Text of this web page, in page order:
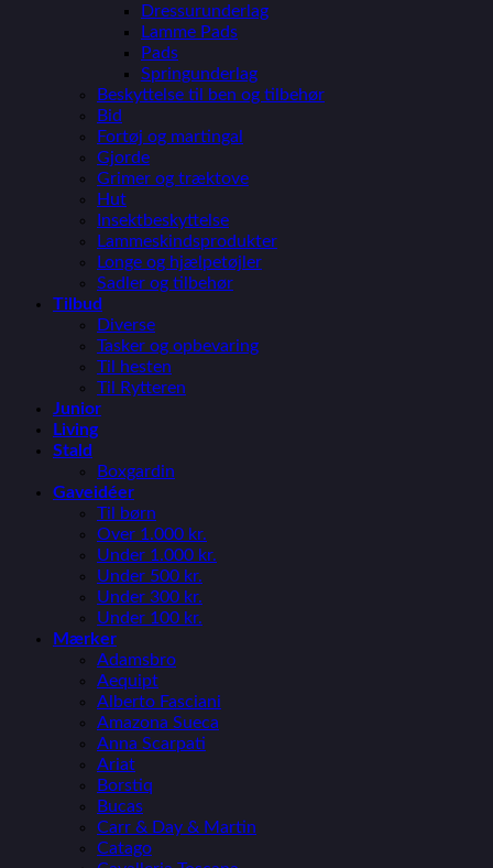
Dressurunderlag
Lamme Pads
Pads
Springunderlag
Beskyttelse til ben og tilbehør
Bid
Fortøj og martingal
Gjorde
Grimer og træktove
Hut
Insektbeskyttelse
Lammeskindsprodukter
Longe og hjælpetøjler
Sadler og tilbehør
Tilbud
Diverse
Tasker og opbevaring
Til hesten
Til Rytteren
Junior
Living
Stald
Boxgardin
Gaveidéer
Til børn
Over 1.000 kr.
Under 1.000 kr.
Under 500 kr.
Under 300 kr.
Under 100 kr.
Mærker
Adamsbro
Aequipt
Alberto Fasciani
Amazona Sueca
Anna Scarpati
Ariat
Borstiq
Bucas
Carr & Day & Martin
Catago